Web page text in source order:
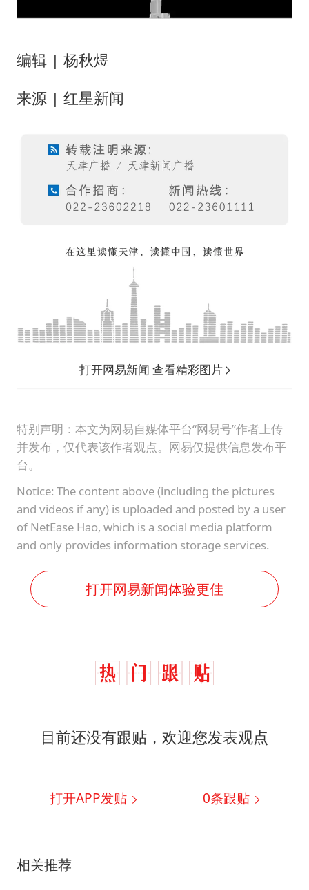
编辑 | 杨秋煜
来源 | 红星新闻
打开网易新闻 查看精彩图片
特别声明：本文为网易自媒体平台“网易号”作者上传
并发布，仅代表该作者观点。网易仅提供信息发布平
台。
Notice: The content above (including the pictures
and videos if any) is uploaded and posted by a user
of NetEase Hao, which is a social media platform
and only provides information storage services.
打开网易新闻体验更佳
目前还没有跟贴，欢迎您发表观点
打开APP发贴 0条跟贴
相关推荐